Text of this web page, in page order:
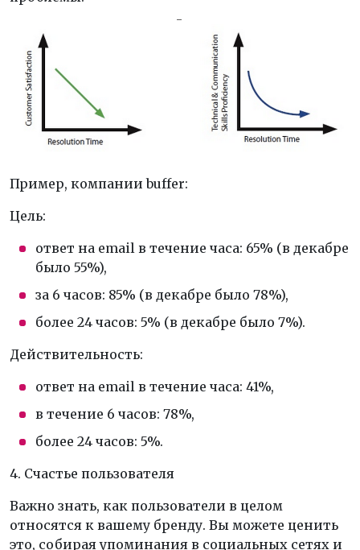
Пример, компании buffer:
Цель:
ответ на email в течение часа: 65% (в декабре
было 55%),
за 6 часов: 85% (в декабре было 78%),
более 24 часов: 5% (в декабре было 7%).
Действительность:
ответ на email в течение часа: 41%,
в течение 6 часов: 78%,
более 24 часов: 5%.
4. Счастье пользователя
Важно знать, как пользователи в целом
относятся к вашему бренду. Вы можете ценить
это, собирая упоминания в социальных сетях и